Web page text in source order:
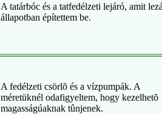
A tatárbóc és a tatfedélzeti lejáró, amit
állapotban építettem be.
A fedélzeti csörlõ és a vízpumpák. A
méretüknél odafigyeltem, hogy kezelhetõ
magasságúaknak tûnjenek.